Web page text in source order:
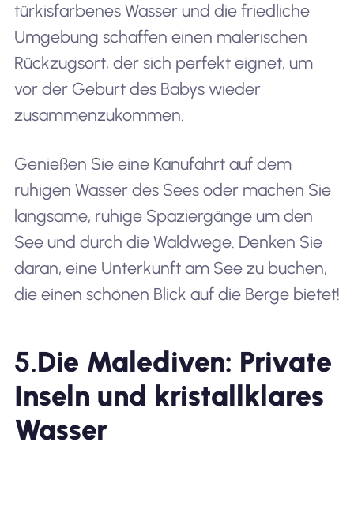
türkisfarbenes Wasser und die friedliche
Umgebung schaffen einen malerischen
Rückzugsort, der sich perfekt eignet, um
vor der Geburt des Babys wieder
zusammenzukommen.
Genießen Sie eine Kanufahrt auf dem
ruhigen Wasser des Sees oder machen Sie
langsame, ruhige Spaziergänge um den
See und durch die Waldwege. Denken Sie
daran, eine Unterkunft am See zu buchen,
die einen schönen Blick auf die Berge bietet!
5.Die Malediven: Private
Inseln und kristallklares
Wasser